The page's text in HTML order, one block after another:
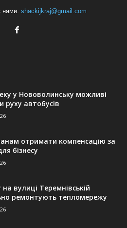
нами: shackijkraj@gmail.com
у Нововолинську можливі
руху автобусів
отримати компенсацію за
бізнесу
вулиці Теремнівській
ремонтують тепломережу